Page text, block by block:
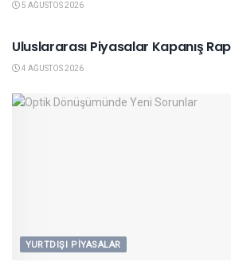
5 AĞUSTOS 2026
Uluslararası Piyasalar Kapanış
4 AĞUSTOS 2026
YURTDIŞI PIYASALAR